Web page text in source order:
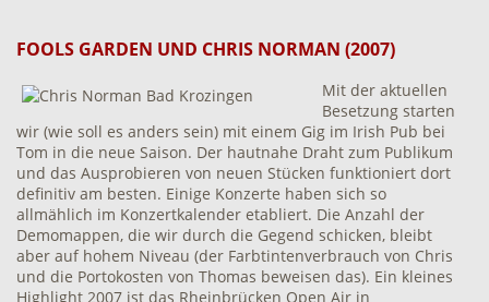
FOOLS GARDEN UND CHRIS NORMAN (2007)
Mit der aktuellen
Besetzung starten
wir (wie soll es anders sein) mit einem Gig im Irish Pub bei
Tom in die neue Saison. Der hautnahe Draht zum Publikum
und das Ausprobieren von neuen Stücken funktioniert dort
definitiv am besten. Einige Konzerte haben sich so
allmählich im Konzertkalender etabliert. Die Anzahl der
Demomappen, die wir durch die Gegend schicken, bleibt
aber auf hohem Niveau (der Farbtintenverbrauch von Chris
und die Portokosten von Thomas beweisen das). Ein kleines
Highlight 2007 ist das Rheinbrücken Open Air in